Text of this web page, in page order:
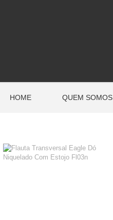
HOME QUEM SOMOS